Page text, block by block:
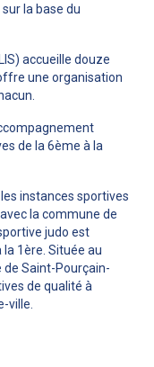
la base du
accueille douze
une organisation
de la 6ème à la
instances sportives
la commune de
judo est
1ère. Située au
de Saint-Pourçain-
de qualité à
ville.